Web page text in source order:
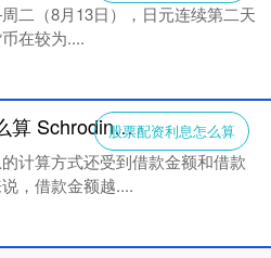
二（8月13日），日元连续第二天
在较为....
股票配资利息怎么算 Schrodinger, Inc.盘中异动 快速上涨5.16%
股票配资利息怎么算
计算方式还受到借款金额和借款
，借款金额越....